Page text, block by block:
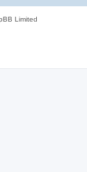
Limited